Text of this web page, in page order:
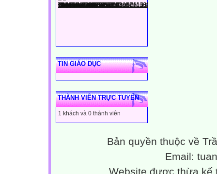
TIN GIÁO DỤC
THÀNH VIÊN TRỰC TUYẾN
1 khách và 0 thành viên
* Tỷ lệ duy trì:
Trong năm
Bản quyền thuộc về
Email:
Website được thừa